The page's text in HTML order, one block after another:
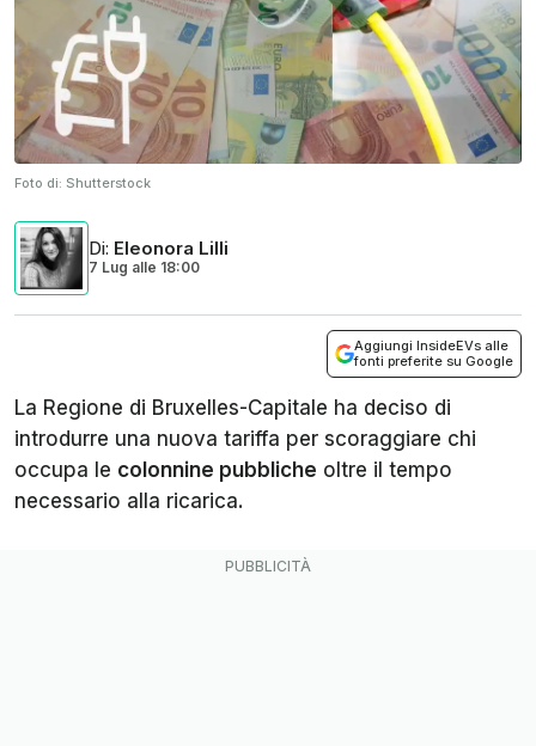
Foto di: Shutterstock
Di: Eleonora Lilli
7 Lug alle 18:00
Aggiungi InsideEVs alle
fonti preferite su Google
La Regione di Bruxelles-Capitale ha deciso di
introdurre una nuova tariffa per scoraggiare chi
occupa le colonnine pubbliche oltre il tempo
necessario alla ricarica.